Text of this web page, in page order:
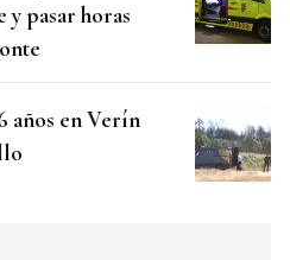
pasar horas
años en Verín